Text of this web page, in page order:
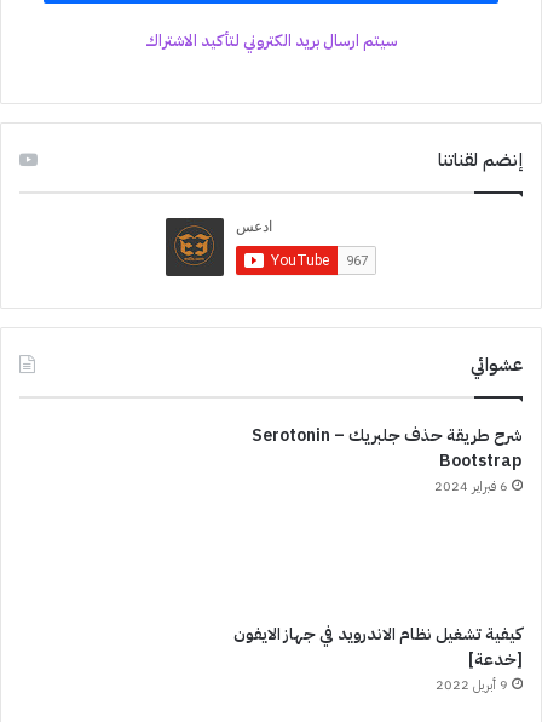
سيتم ارسال بريد الكتروني لتأكيد الاشتراك
إنضم لقناتنا
عشوائي
شرح طريقة حذف جلبريك Serotonin –
Bootstrap
6 فبراير 2024
كيفية تشغيل نظام الاندرويد في جهاز الايفون
[خدعة]
9 أبريل 2022